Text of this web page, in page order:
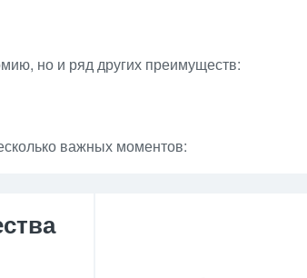
но и ряд других преимуществ:
важных моментов: